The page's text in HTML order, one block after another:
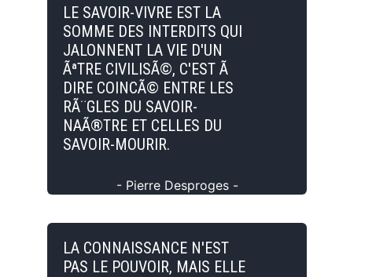
LE SAVOIR-VIVRE EST LA
SOMME DES INTERDITS QUI
JALONNENT LA VIE D'UN
ÃªTRE CIVILISÃ©, C'EST Ã
DIRE COINCÃ© ENTRE LES
RÃ¨GLES DU SAVOIR-
NAÃ®TRE ET CELLES DU
SAVOIR-MOURIR.
- Pierre Desproges -
LA CONNAISSANCE N'EST
PAS LE POUVOIR, MAIS ELLE